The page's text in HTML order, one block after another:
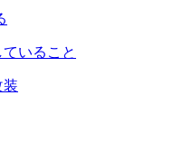
いること
装